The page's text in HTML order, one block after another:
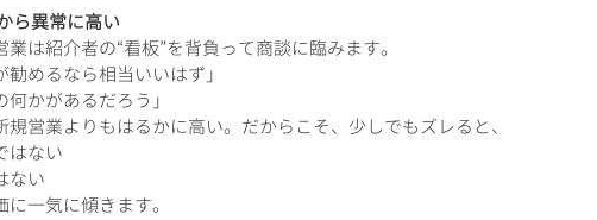
ら異常に高い
は紹介者の“看板”を背負って商談に臨みます。
勧めるなら相当いいはず」
何かがあるだろう」
規営業よりもはるかに高い。だからこそ、少しでもズレると、
はない
ない
一気に傾きます。